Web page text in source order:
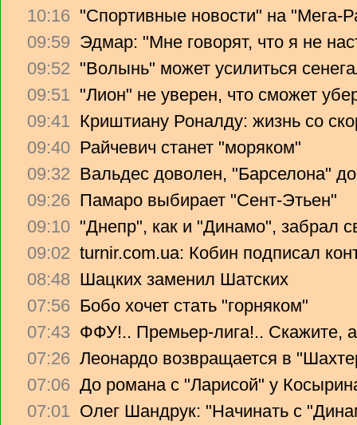
10:16 "Спортивные новости" на "Мега-
09:59 Эдмар: "Мне говорят, что я не
09:52 "Волынь" может усилиться
09:51 "Лион" не уверен, что сможет
09:41 Криштиану Роналду: жизнь со
09:40 Райчевич станет "моряком"
09:32 Вальдес доволен, "Барселона"
09:26 Памаро выбирает "Сент-Этьен"
09:10 "Днепр", как и "Динамо", забрал
09:02 turnir.com.ua: Кобин подписал
08:48 Шацких заменил Шатских
07:56 Бобо хочет стать "горняком"
07:43 ФФУ!.. Премьер-лига!.. Скажите,
07:26 Леонардо возвращается в
07:06 До романа с "Ларисой" у
07:01 Олег Шандрук: "Начинать с